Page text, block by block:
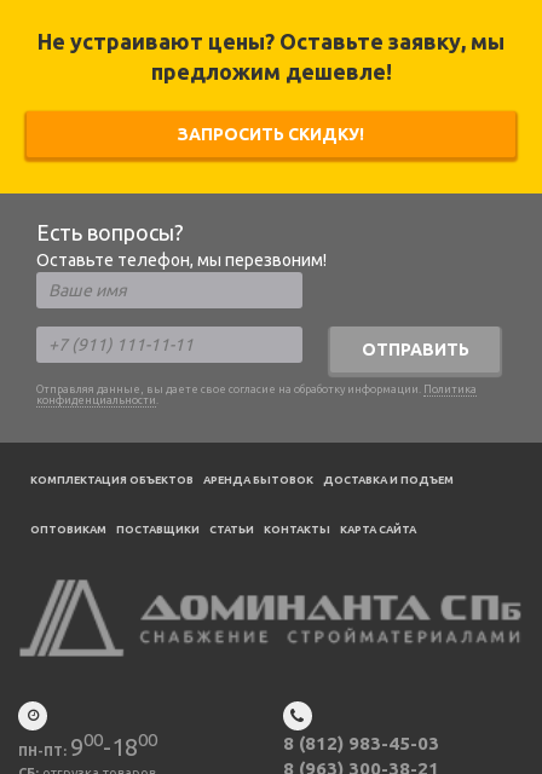
Не устраивают цены? Оставьте заявку, мы
предложим дешевле!
ЗАПРОСИТЬ СКИДКУ!
Есть вопросы?
Оставьте телефон, мы перезвоним!
ОТПРАВИТЬ
Отправляя данные, вы даете свое согласие на обработку информации. Политика
конфиденциальности .
КОМПЛЕКТАЦИЯ ОБЪЕКТОВ АРЕНДА БЫТОВОК ДОСТАВКА И ПОДЪЕМ
ОПТОВИКАМ ПОСТАВЩИКИ CТАТЬИ КОНТАКТЫ КАРТА САЙТА
ПН-ПТ: 900-1800
8 (812) 983-45-03
8 (963) 300-38-21